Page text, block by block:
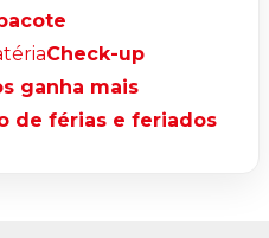
Check-up
ganha mais
de férias e feriados